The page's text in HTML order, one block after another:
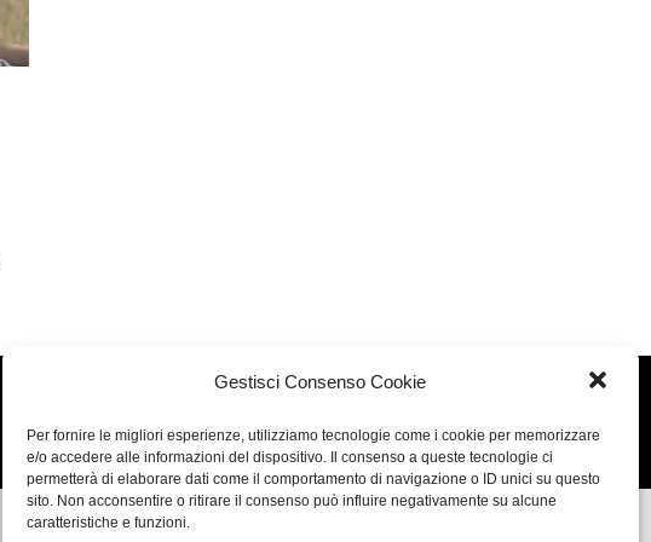
Gestisci Consenso Cookie
Per fornire le migliori esperienze, utilizziamo tecnologie come i cookie per memorizzare
e/o accedere alle informazioni del dispositivo. Il consenso a queste tecnologie ci
permetterà di elaborare dati come il comportamento di navigazione o ID unici su questo
sito. Non acconsentire o ritirare il consenso può influire negativamente su alcune
caratteristiche e funzioni.
Cookie & Privacy Policy